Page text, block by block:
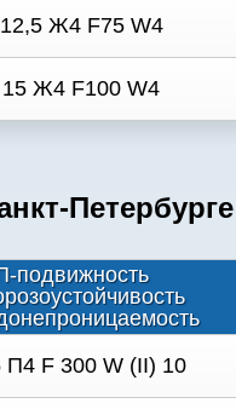
Ж4 F75 W4
Ж4 F100 W4
Петербурге
подвижность
П4 F 300 W (II) 10